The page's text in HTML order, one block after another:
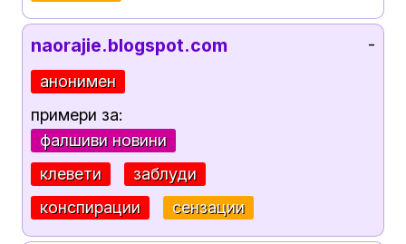
naorajie.blogspot.com
анонимен
примери за:
фалшиви новини
клевети
заблуди
конспирации
сензации
-